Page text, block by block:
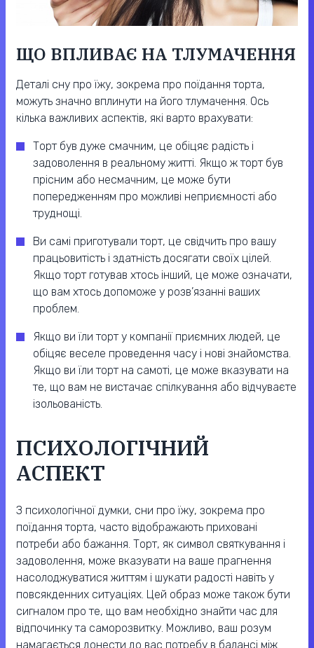
ЩО ВПЛИВАЄ НА ТЛУМАЧЕННЯ
Деталі сну про їжу, зокрема про поїдання торта,
можуть значно вплинути на його тлумачення. Ось
кілька важливих аспектів, які варто врахувати:
Торт був дуже смачним, це обіцяє радість і
задоволення в реальному житті. Якщо ж торт був
прісним або несмачним, це може бути
попередженням про можливі неприємності або
труднощі.
Ви самі приготували торт, це свідчить про вашу
працьовитість і здатність досягати своїх цілей.
Якщо торт готував хтось інший, це може означати,
що вам хтось допоможе у розв’язанні ваших
проблем.
Якщо ви їли торт у компанії приємних людей, це
обіцяє веселе проведення часу і нові знайомства.
Якщо ви їли торт на самоті, це може вказувати на
те, що вам не вистачає спілкування або відчуваєте
ізольованість.
ПСИХОЛОГІЧНИЙ
АСПЕКТ
З психологічної думки, сни про їжу, зокрема про
поїдання торта, часто відображають приховані
потреби або бажання. Торт, як символ святкування і
задоволення, може вказувати на ваше прагнення
насолоджуватися життям і шукати радості навіть у
повсякденних ситуаціях. Цей образ може також бути
сигналом про те, що вам необхідно знайти час для
відпочинку та саморозвитку. Можливо, ваш розум
намагається донести до вас потребу в балансі між